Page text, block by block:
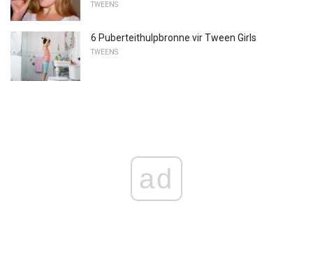
TWEENS
6 Puberteithulpbronne vir Tween Girls
TWEENS
ad